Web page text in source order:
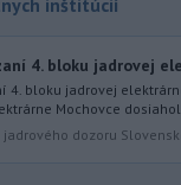
4. bloku jadrovej
4. bloku jadrovej
Mochovce
jadrového dozoru